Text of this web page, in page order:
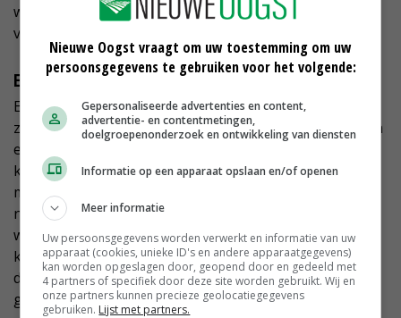
wat we met elkaar bereiken en dit collectief is daar een
voorbeeld van.'
Eerlijke, goede prijs
Een voorwaarde voor Energie van Boeren is wel dat
zowel de afnemende boer als de opwekkende boer een
eerlijke, goede prijs krijgen. Schuitemaker legt uit: 'Dit
kan alleen door de administratieve kosten zo laag
mogelijk te houden. Daarbij werkt Energie van Boeren
niet met eenmalige lokkertjes zoals tablets,
welkomstkortingen en gratis thermostaten. Hierdoor
kunnen we zowel een goede prijs bieden voor de boer
die de energie levert als voor de boer die de energie
gebruikt'.
Nieuwe Oogst vraagt om uw toestemming om uw
persoonsgegevens te gebruiken voor het volgende:
Gepersonaliseerde advertenties en content,
advertentie- en contentmetingen,
doelgroepenonderzoek en ontwikkeling van diensten
Informatie op een apparaat opslaan en/of openen
Meer informatie
Uw persoonsgegevens worden verwerkt en informatie van uw
apparaat (cookies, unieke ID's en andere apparaatgegevens)
kan worden opgeslagen door, geopend door en gedeeld met
4 partners of specifiek door deze site worden gebruikt. Wij en
onze partners kunnen precieze geolocatiegegevens
gebruiken. Lijst met partners.